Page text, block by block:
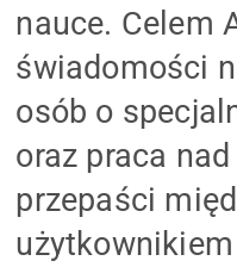
nauce. Celem
świadomości
osób o
oraz praca
przepaści